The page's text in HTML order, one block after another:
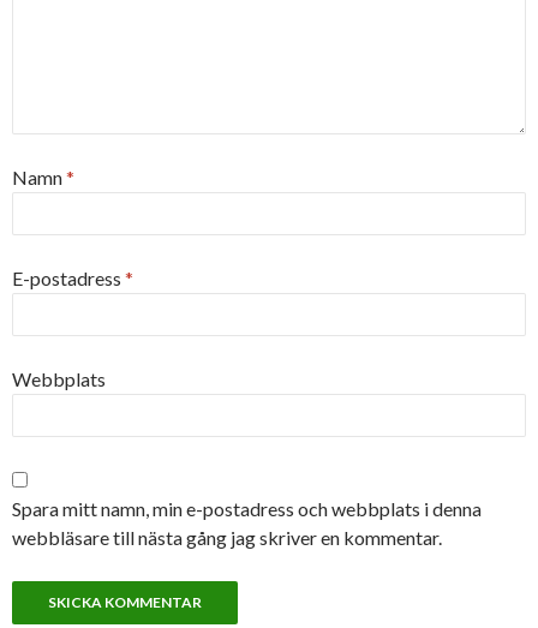
Namn*
E-postadress *
Webbplats
Spara mitt namn, min e-postadress och webbplats i denna
webbläsare till nästa gång jag skriver en kommentar.